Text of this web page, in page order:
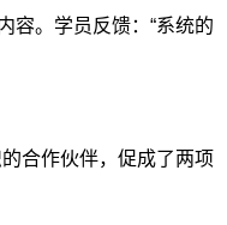
容。学员反馈：“系统的
合作伙伴，促成了两项